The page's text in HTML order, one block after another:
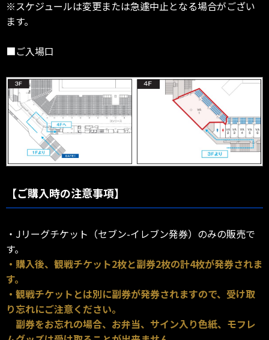
※スケジュールは変更または急遽中止となる場合がござい
ます。
■ご入場口
【ご購入時の注意事項】
・Jリーグチケット（セブン-イレブン発券）のみの販売で
す。
・購入後、観戦チケット2枚と副券2枚の計4枚が発券されま
す。
・観戦チケットとは別に副券が発券されますので、受け取
り忘れにご注意ください。
副券をお忘れの場合、お弁当、サイン入り色紙、モフレ